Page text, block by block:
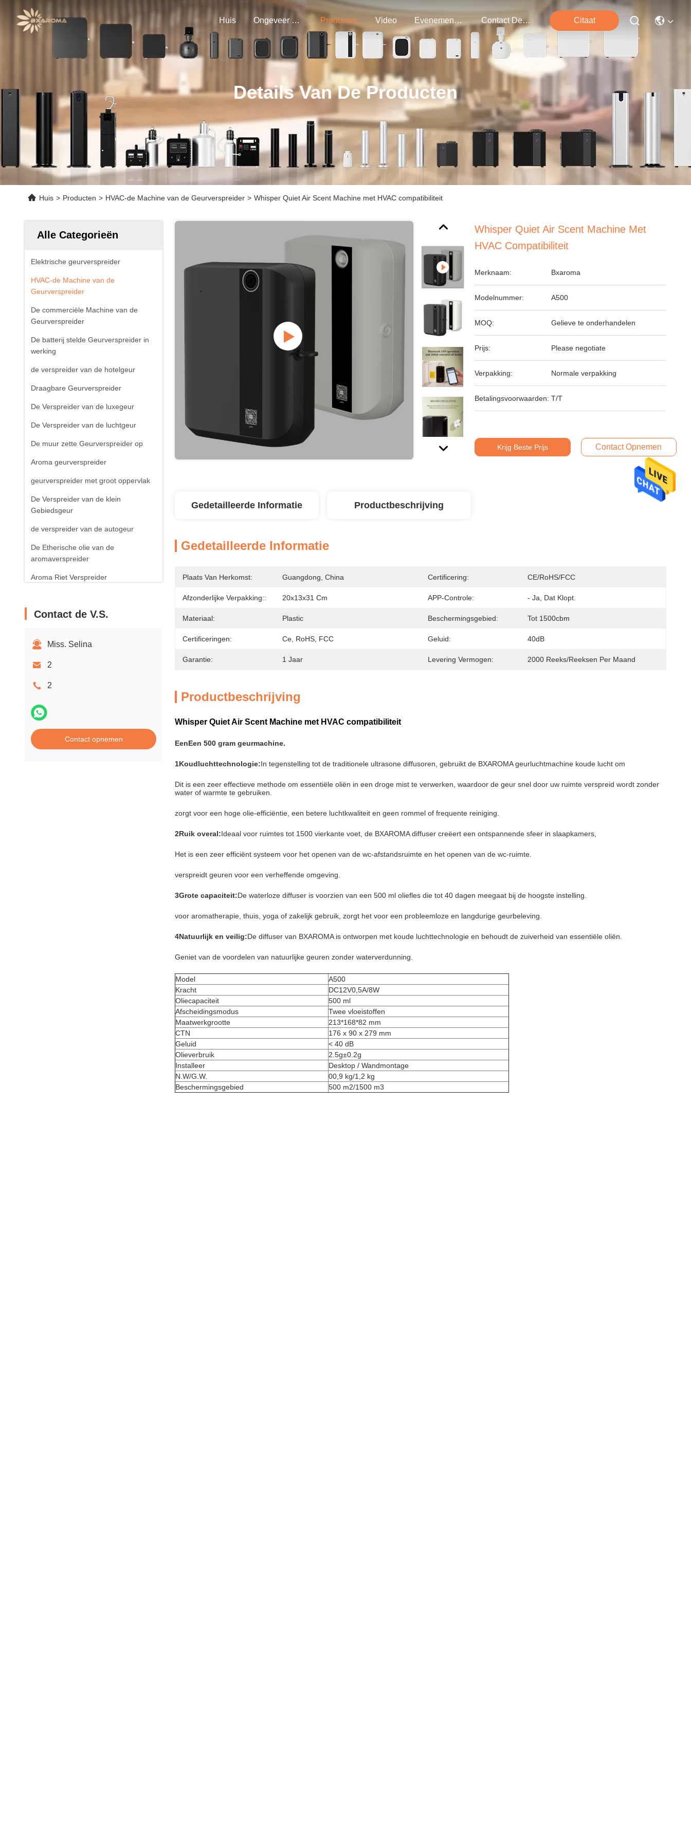
Huis Ongeveer Ons Producten Video Evenementen Contact De V.s. Citaat
Details Van De Producten
Huis > Producten > HVAC-de Machine van de Geurverspreider > Whisper Quiet Air Scent Machine met HVAC compatibiliteit
Alle Categorieën
Elektrische geurverspreider
HVAC-de Machine van de
Geurverspreider
De commerciële Machine van de
Geurverspreider
De batterij stelde Geurverspreider in
werking
de verspreider van de hotelgeur
Draagbare Geurverspreider
De Verspreider van de luxegeur
De Verspreider van de luchtgeur
De muur zette Geurverspreider op
Aroma geurverspreider
geurverspreider met groot oppervlak
De Verspreider van de klein
Gebiedsgeur
de verspreider van de autogeur
De Etherische olie van de
aromaverspreider
Aroma Riet Verspreider
Contact de V.S.
Miss. Selina
2
2
Contact opnemen
Whisper Quiet Air Scent Machine Met
HVAC Compatibiliteit
Merknaam: Bxaroma
Modelnummer: A500
MOQ: Gelieve te onderhandelen
Prijs: Please negotiate
Verpakking: Normale verpakking
Betalingsvoorwaarden: T/T
Krijg Beste Prijs Contact Opnemen
Gedetailleerde Informatie Productbeschrijving
Gedetailleerde Informatie
Plaats Van Herkomst: Guangdong, China Certificering: CE/RoHS/FCC
Afzonderlijke Verpakking:: 20x13x31 Cm APP-Controle: - Ja, Dat Klopt.
Materiaal: Plastic Beschermingsgebied: Tot 1500cbm
Certificeringen: Ce, RoHS, FCC Geluid: 40dB
Garantie: 1 Jaar Levering Vermogen: 2000 Reeks/Reeksen Per Maand
Productbeschrijving
Whisper Quiet Air Scent Machine met HVAC compatibiliteit
EenEen 500 gram geurmachine.
1Koudluchttechnologie:In tegenstelling tot de traditionele ultrasone diffusoren, gebruikt de BXAROMA geurluchtmachine koude lucht om
Dit is een zeer effectieve methode om essentiële oliën in een droge mist te verwerken, waardoor de geur snel door uw ruimte verspreid wordt zonder
water of warmte te gebruiken.
zorgt voor een hoge olie-efficiëntie, een betere luchtkwaliteit en geen rommel of frequente reiniging.
2Ruik overal:Ideaal voor ruimtes tot 1500 vierkante voet, de BXAROMA diffuser creëert een ontspannende sfeer in slaapkamers,
Het is een zeer efficiënt systeem voor het openen van de wc-afstandsruimte en het openen van de wc-ruimte.
verspreidt geuren voor een verheffende omgeving.
3Grote capaciteit:De waterloze diffuser is voorzien van een 500 ml oliefles die tot 40 dagen meegaat bij de hoogste instelling.
voor aromatherapie, thuis, yoga of zakelijk gebruik, zorgt het voor een probleemloze en langdurige geurbeleving.
4Natuurlijk en veilig:De diffuser van BXAROMA is ontworpen met koude luchttechnologie en behoudt de zuiverheid van essentiële oliën.
Geniet van de voordelen van natuurlijke geuren zonder waterverdunning.
Model
A500
Kracht
DC12V0,5A/8W
Oliecapaciteit
500 ml
Afscheidingsmodus
Twee vloeistoffen
Maatwerkgrootte
213*168*82 mm
CTN
176 x 90 x 279 mm
Geluid
< 40 dB
Olieverbruik
2.5g±0.2g
Installeer
Desktop / Wandmontage
N.W/G.W.
00,9 kg/1,2 kg
Beschermingsgebied
500 m2/1500 m3